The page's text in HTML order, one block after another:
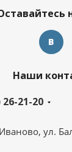
Наши
26-21-20
Иваново, ул.